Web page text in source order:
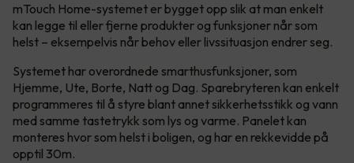
mTouch Home-systemet er bygget opp slik at man enkelt
kan legge til eller fjerne produkter og funksjoner når som
helst – eksempelvis når behov eller livssituasjon endrer seg.
Systemet har overordnede smarthusfunksjoner, som
Hjemme, Ute, Borte, Natt og Dag. Sparebryteren kan enkelt
programmeres til å styre blant annet sikkerhetsstikk og vann
med samme tastetrykk som lys og varme. Panelet kan
monteres hvor som helst i boligen, og har en rekkevidde på
opptil 30m.